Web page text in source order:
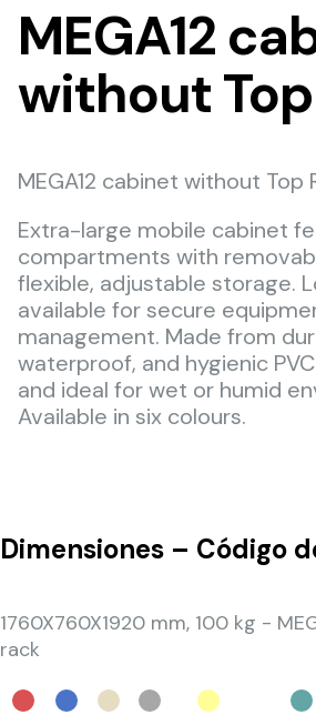
MEGA12
without
MEGA12 cabinet without Top
Extra-large mobile cabinet
compartments with
flexible, adjustable storage.
available for secure
management. Made from
waterproof, and hygienic
and ideal for wet or humid
Available in six colours.
Dimensiones – Código
1760X760X1920 mm, 100 kg -
rack